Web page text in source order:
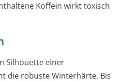
Koffein wirkt toxisch
Silhouette einer
die robuste Winterhärte. Bis